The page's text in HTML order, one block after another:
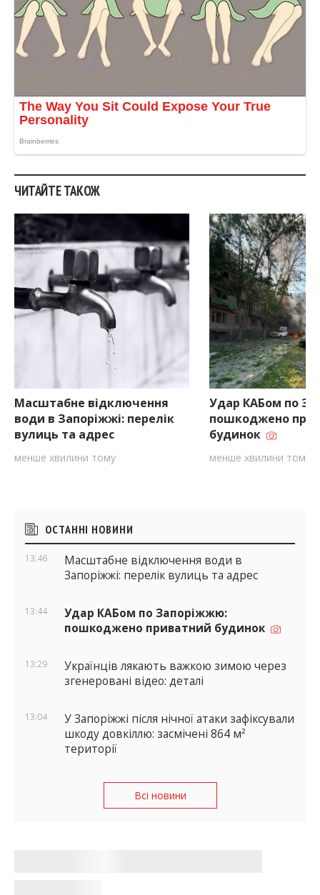
ЧИТАЙТЕ ТАКОЖ
Масштабне відключення
води в Запоріжжі: перелік
вулиць та адрес
менше хвилини тому
Удар КАБом по
пошкоджено
будинок
менше хвилини тому
Бічні
віджети
ОСТАННІ НОВИНИ
13:46
Масштабне відключення води в
Запоріжжі: перелік вулиць та адрес
13:44
Удар КАБом по Запоріжжю:
пошкоджено приватний будинок
13:29
Українців лякають важкою зимою через
згенеровані відео: деталі
13:04
У Запоріжжі після нічної атаки зафіксували
шкоду довкіллю: засмічені 864 м²
території
Всі новини